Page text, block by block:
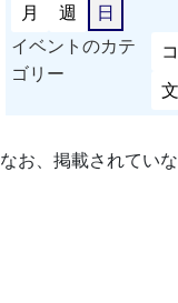
月 週
日
イベントのカテ
ゴリー
なお、掲載されてい